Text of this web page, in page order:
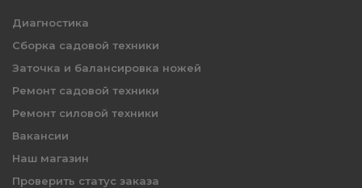
Диагностика
Сборка садовой техники
Заточка и балансировка ножей
Ремонт садовой техники
Ремонт силовой техники
Вакансии
Наш магазин
Проверить статус заказа